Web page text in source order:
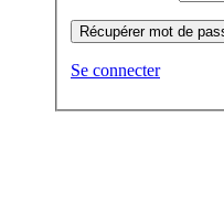
Récupérer mot de
Se connecter